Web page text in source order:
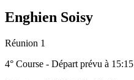
Enghien Soisy
Réunion 1
4° Course - Départ prévu à 15:15